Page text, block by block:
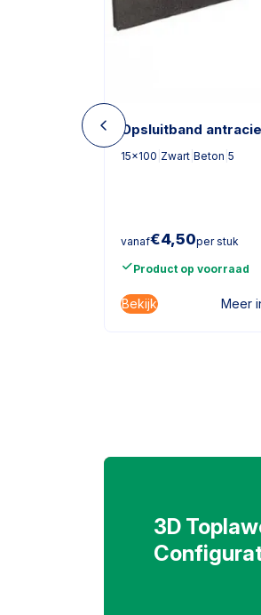
Opsluitband
15x100 Zwart Beton 5
vanaf€4,50per stuk
Product op voorraad
Bekijk Meer
3D